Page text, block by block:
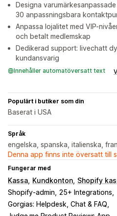
Designa
30 anpassningsbara
Anpassa lojalitet med VIP-
och betalt medlemskap
Dedikerad support: livechatt
kundansvarig
Innehåller automatöversatt text
Populärt i butiker som din
Baserat i USA
Språk
engelska, spanska, italienska,
Denna app finns inte översatt till
Fungerar med
Kassa Kundkonton Shopify
Shopify-admin 25+ Integrations
Gorgias: Helpdesk, Chat & FAQ